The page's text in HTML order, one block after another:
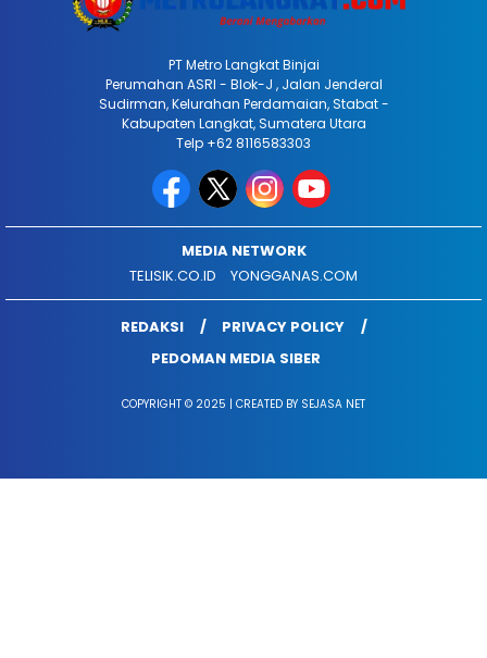
PT Metro Langkat Binjai
Perumahan ASRI - Blok-J , Jalan Jenderal
Sudirman, Kelurahan Perdamaian, Stabat -
Kabupaten Langkat, Sumatera Utara
Telp +62 8116583303
MEDIA NETWORK
TELISIK.CO.ID
YONGGANAS.COM
REDAKSI
PRIVACY POLICY
PEDOMAN MEDIA SIBER
COPYRIGHT © 2025 | CREATED BY SEJASA NET